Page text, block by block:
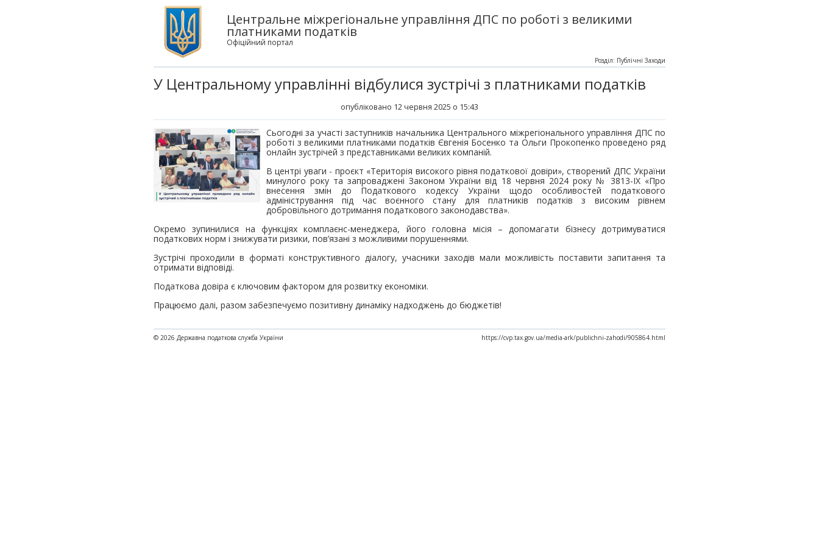
Центральне міжрегіональне управління ДПС по роботі з великими
платниками податків
Офіційний портал
У Центральному управлінні відбулися зустрічі з платниками податків
опубліковано 12 червня 2025 о 15:43
Розділ: Публічні Заходи
Сьогодні за участі заступників начальника Центрального міжрегіонального управління ДПС по
роботі з великими платниками податків Євгенія Босенко та Ольги Прокопенко проведено ряд
онлайн зустрічей з представниками великих компаній.
В центрі уваги - проєкт «Територія високого рівня податкової довіри», створений ДПС України
минулого року та запроваджені Законом України від 18 червня 2024 року № 3813-ІХ «Про
внесення змін до Податкового кодексу України щодо особливостей податкового
адміністрування під час воєнного стану для платників податків з високим рівнем
добровільного дотримання податкового законодавства».
Окремо зупинилися на функціях комплаєнс-менеджера, його головна місія – допомагати бізнесу дотримуватися
податкових норм і знижувати ризики, пов’язані з можливими порушеннями.
Зустрічі проходили в форматі конструктивного діалогу, учасники заходів мали можливість поставити запитання та
отримати відповіді.
Податкова довіра є ключовим фактором для розвитку економіки.
Працюємо далі, разом забезпечуємо позитивну динаміку надходжень до бюджетів!
© 2026 Державна податкова служба України https://cvp.tax.gov.ua/media-ark/publichni-zahodi/905864.html